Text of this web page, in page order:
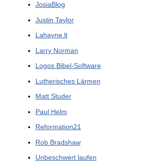
JosiaBlog
Justin Taylor
Lahayne.lt
Larry Norman
Logos Bibel-Software
Lutherisches Lärmen
Matt Studer
Paul Helm
Reformation21
Rob Bradshaw
Unbeschwert laufen